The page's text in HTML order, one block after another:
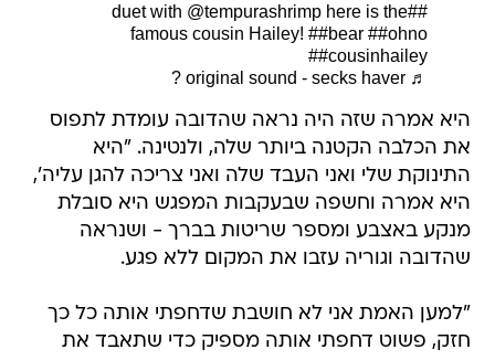
##duet
with @tempurashrimp here is the
famous cousin Hailey! ##bear ##ohno
##cousinhailey
♬ original sound - secks haver ?
היא אמרה שזה היה נראה שהדובה עומדת לתפוס
את הכלבה הקטנה ביותר שלה, ולנטינה. "היא
התינוקת שלי ואני העבד שלה ואני צריכה להגן עליה',
היא אמרה וחשפה שבעקבות המפגש היא סובלת
מנקע באצבע ומספר שריטות בברך - ושנראה
שהדובה וגוריה עזבו את המקום ללא פגע.
"למען האמת אני לא חושבת שדחפתי אותה כל כך
חזק, פשוט דחפתי אותה מספיק כדי שתאבד את